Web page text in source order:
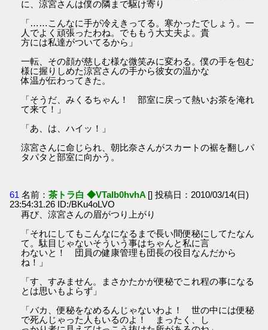
に、涼宮さんは僕の隣まで駆け寄り
「……こんなに手が冷えきってる。寒かったでしょう。一
人でよく頑張ったわね。でももう大丈夫よ。貴
方には私達がついてるから」
一転、その顔が慈しむ様な微笑みに変わる。僕の手を包む
様に握りしめた涼宮さんの手から彼女の温かな
体温が伝わってきた。
「そうだ、みくるちゃん！ 部室に戻って熱いお茶を淹れ
て来て！」
「あ、は、ハイッ！」
涼宮さんに命じられ、朝比奈さんがスカートの裾を翻しパ
タパタと部室に向かう。
61 名前：茶トラ白 ◆VTaIb0hvhA [] 投稿日：2010/03/14(日)
23:54:31.26 ID:/BKu4oLVO
再び、涼宮さんの眉がつり上がり
「それにしてもこんなになるまで長い間便秘にしてたなん
て。駄目じゃないそういう事はちゃんと私に言
わないと！ 団員の健康管理も団長の役目なんだから
ね！」
「す、すみません。まさかたかが便秘でこれ程の事になる
とは思いもよらず」
「バカ、便秘をなめるんじゃないわよ！ 世の中には便秘
で死んじゃった人もいるのよ！ まったく、し